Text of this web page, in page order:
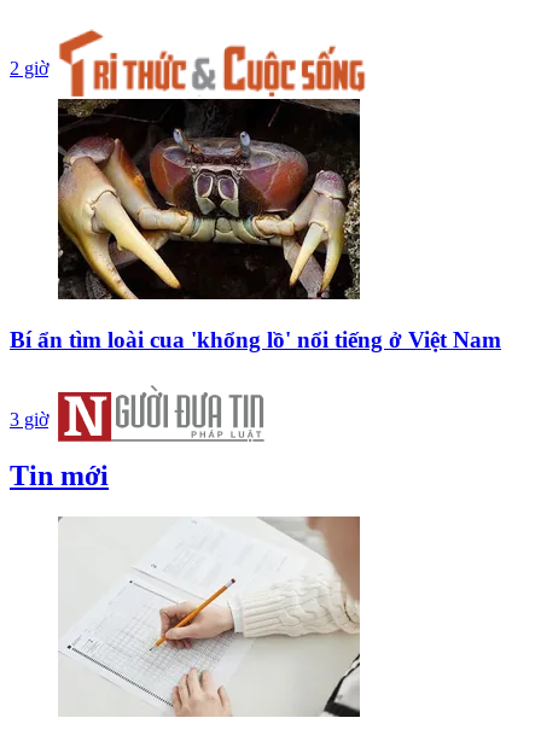
2 giờ
Bí ẩn tìm loài cua 'khổng lồ' nổi tiếng ở Việt Nam
3 giờ
Tin mới